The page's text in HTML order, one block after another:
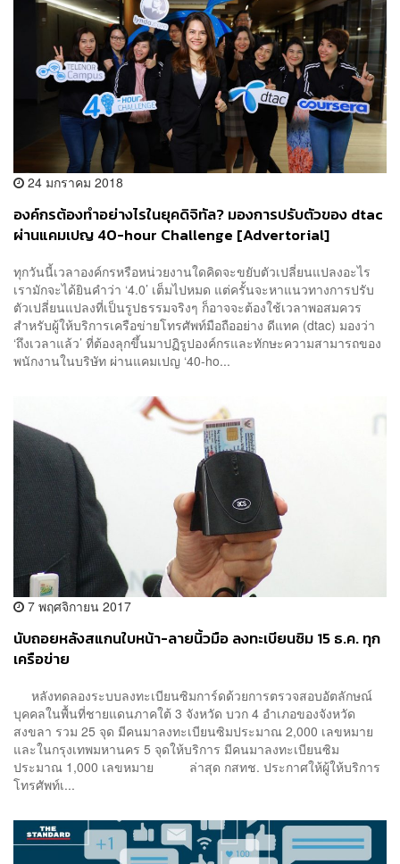
24 มกราคม 2018
องค์กรต้องทำอย่างไรในยุคดิจิทัล? มองการปรับตัวของ dtac
ผ่านแคมเปญ 40-hour Challenge [Advertorial]
ทุกวันนี้เวลาองค์กรหรือหน่วยงานใดคิดจะขยับตัวเปลี่ยนแปลงอะไร
เรามักจะได้ยินคำว่า ‘4.0’ เต็มไปหมด แต่ครั้นจะหาแนวทางการปรับ
ตัวเปลี่ยนแปลงที่เป็นรูปธรรมจริงๆ ก็อาจจะต้องใช้เวลาพอสมควร
สำหรับผู้ให้บริการเครือข่ายโทรศัพท์มือถืออย่าง ดีแทค (dtac) มองว่า
‘ถึงเวลาแล้ว’ ที่ต้องลุกขึ้นมาปฏิรูปองค์กรและทักษะความสามารถของ
พนักงานในบริษัท ผ่านแคมเปญ ‘40-ho...
7 พฤศจิกายน 2017
นับถอยหลังสแกนใบหน้า-ลายนิ้วมือ ลงทะเบียนซิม 15 ธ.ค. ทุก
เครือข่าย
หลังทดลองระบบลงทะเบียนซิมการ์ดด้วยการตรวจสอบอัตลักษณ์
บุคคลในพื้นที่ชายแดนภาคใต้ 3 จังหวัด บวก 4 อำเภอของจังหวัด
สงขลา รวม 25 จุด มีคนมาลงทะเบียนซิมประมาณ 2,000 เลขหมาย
และในกรุงเทพมหานคร 5 จุดให้บริการ มีคนมาลงทะเบียนซิม
ประมาณ 1,000 เลขหมาย ล่าสุด กสทช. ประกาศให้ผู้ให้บริการ
โทรศัพท์เ...